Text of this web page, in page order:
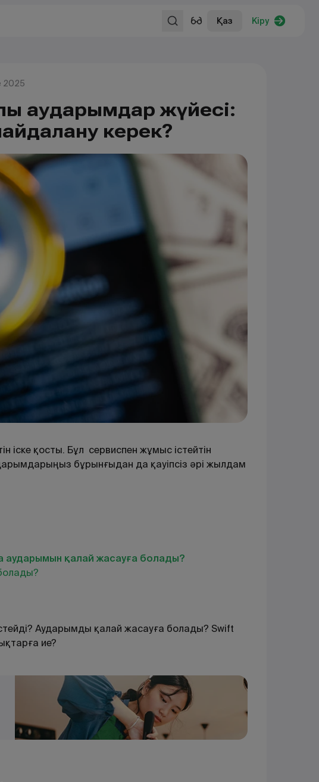
Қаз Кіру
2025
аударымдар жүйесі:
керек?
іске қосты. Бұл сервиспен жұмыс істейтін
бұрынғыдан да қауіпсіз әрі жылдам
аударымын қалай жасауға болады?
Аударымды қалай жасауға болады? Swift
ие?